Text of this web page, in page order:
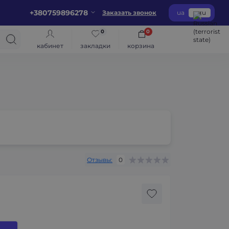
+380759896278 Заказать звонок ua ru
кабинет закладки
0
корзина
0
Отзывы: 0